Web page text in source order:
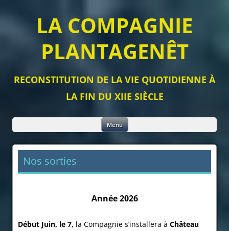
LA COMPAGNIE
PLANTAGENÊT
RECONSTITUTION DE LA VIE QUOTIDIENNE À
LA FIN DU XIIE SIÈCLE
Menu Aller
contenu
Nos sorties
Année 2026
Début Juin, le 7, la Compagnie s’installera à Château